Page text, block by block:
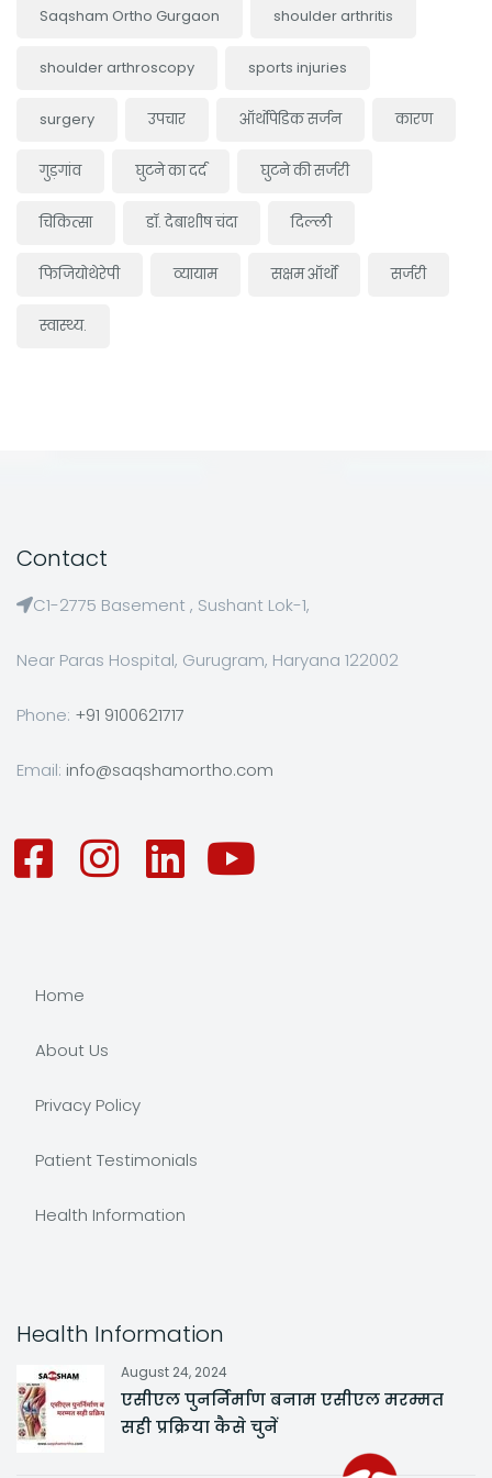
Saqsham Ortho Gurgaon shoulder arthritis
shoulder arthroscopy sports injuries
surgery उपचार ऑर्थोपेडिक सर्जन कारण
गुड़गांव घुटने का दर्द घुटने की सर्जरी
चिकित्सा डॉ. देबाशीष चंदा दिल्ली
फिजियोथेरेपी व्यायाम सक्षम ऑर्थो सर्जरी
स्वास्थ्य.
Contact
C1-2775 Basement , Sushant Lok-1,
Near Paras Hospital, Gurugram, Haryana 122002
Phone: +91 9100621717
Email: info@saqshamortho.com
Home
About Us
Privacy Policy
Patient Testimonials
Health Information
Health Information
August 24, 2024
एसीएल पुनर्निर्माण बनाम एसीएल मरम्मत
सही प्रक्रिया कैसे चुनें